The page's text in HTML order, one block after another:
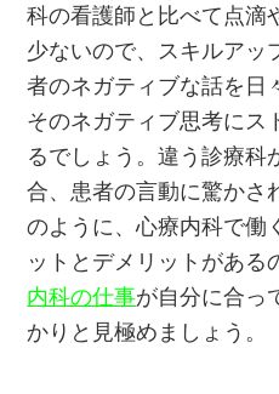
科の看護師と比べて点滴
少ないので、スキルアッ
者のネガティブな話を日
そのネガティブ思考にス
るでしょう。違う診療科
合、患者の言動に驚かさ
のように、心療内科で働
ットとデメリットがある
内科の仕事が自分に合っ
かりと見極めましょう。